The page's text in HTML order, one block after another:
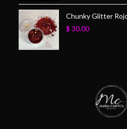
Chunky Glitter
$ 30.00